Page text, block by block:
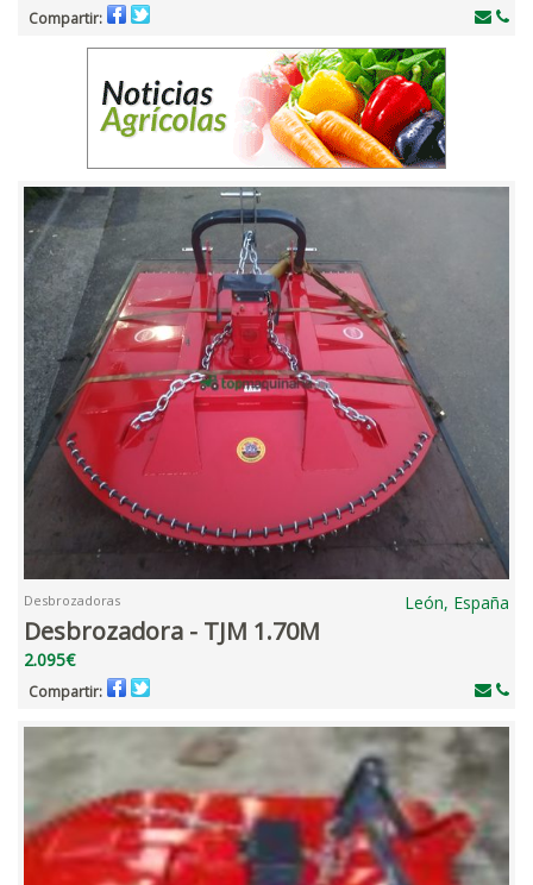
Compartir:
Desbrozadoras León, España
Desbrozadora - TJM 1.70M
2.095€
Compartir: